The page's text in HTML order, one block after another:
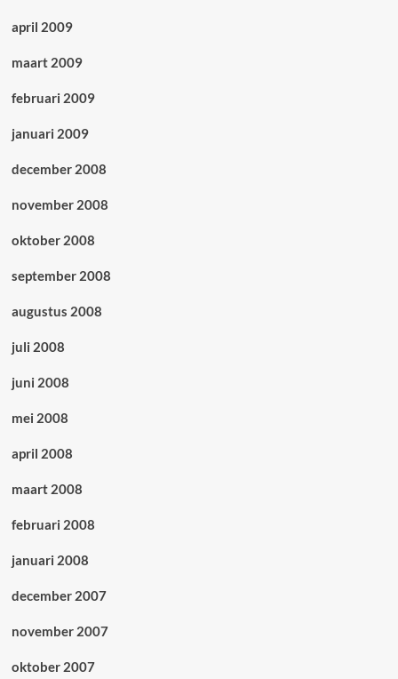
april 2009
maart 2009
februari 2009
januari 2009
december 2008
november 2008
oktober 2008
september 2008
augustus 2008
juli 2008
juni 2008
mei 2008
april 2008
maart 2008
februari 2008
januari 2008
december 2007
november 2007
oktober 2007